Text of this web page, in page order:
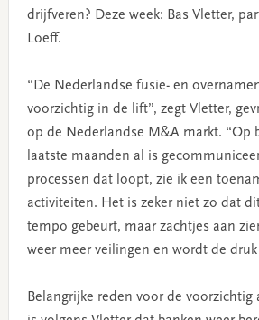
drijfveren? Deze week: Bas Vletter,
Loeff.
“De Nederlandse fusie- en
voorzichtig in de lift”, zegt Vletter,
op de Nederlandse M&A markt. “Op
laatste maanden al is
processen dat loopt, zie ik een
activiteiten. Het is zeker niet zo dat
tempo gebeurt, maar zachtjes aan
weer meer veilingen en wordt de
Belangrijke reden voor de voorzichtig